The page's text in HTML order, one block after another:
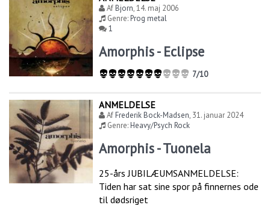
AfBjorn,14. maj 2006
Genre:Prog metal
1
Amorphis - Eclipse
7/10
ANMELDELSE
AfFrederik Bock-Madsen, 31. januar 2024
Genre:Heavy/Psych Rock
Amorphis - Tuonela
25-års JUBILÆUMSANMELDELSE:
Tiden har sat sine spor på finnernes ode
til dødsriget